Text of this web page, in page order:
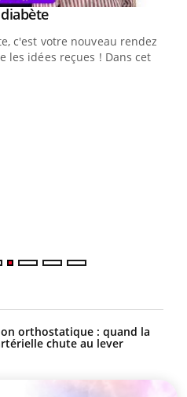
Youtube
c'est votre nouveau rendez-
les idées reçues ! Dans cet
orthostatique : quand la
chute au lever